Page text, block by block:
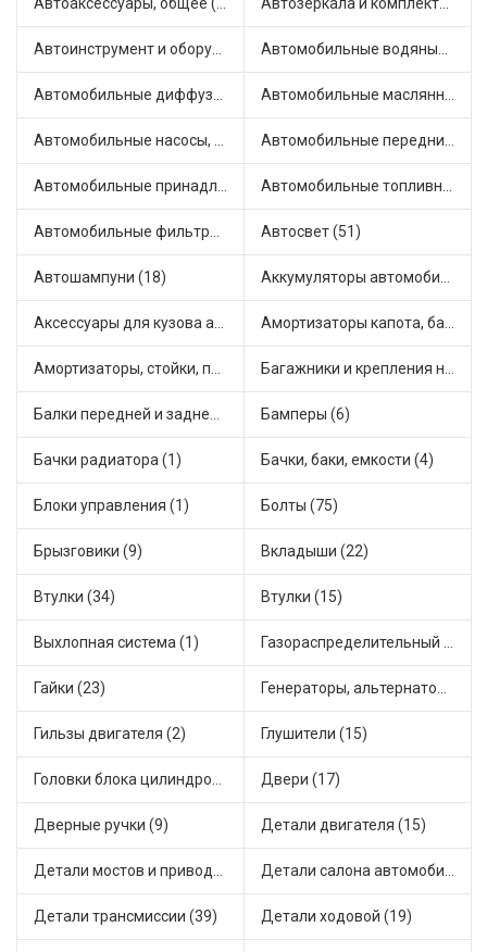
Автоаксессуары, общее (1) Автозеркала и комплектующие (11)
Автоинструмент и оборудование (7) Автомобильные водяные насосы (14)
Автомобильные диффузоры и вентиляторы (4) Автомобильные маслянные насосы (9)
Автомобильные насосы, компрессоры и манометры (1) Автомобильные передние фары (12)
Автомобильные принадлежности и аксессуары (6) Автомобильные топливные насосы (17)
Автомобильные фильтры (1) Автосвет (51)
Автошампуни (18) Аккумуляторы автомобильные (2)
Аксессуары для кузова автомобиля (1) Амортизаторы капота, багажника (6)
Амортизаторы, стойки, подушки стоек (36) Багажники и крепления на крышу (1)
Балки передней и задней подвески (4) Бамперы (6)
Бачки радиатора (1) Бачки, баки, емкости (4)
Блоки управления (1) Болты (75)
Брызговики (9) Вкладыши (22)
Втулки (34) Втулки (15)
Выхлопная система (1) Газораспределительный механизм (2)
Гайки (23) Генераторы, альтернаторы и комплектующие (48)
Гильзы двигателя (2) Глушители (15)
Головки блока цилиндров (2) Двери (17)
Дверные ручки (9) Детали двигателя (15)
Детали мостов и привода трансмиссии (58) Детали салона автомобиля (47)
Детали трансмиссии (39) Детали ходовой (19)